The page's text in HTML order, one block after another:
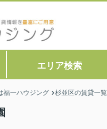
エリア検索
福一ハウジング 杉並区の賃貸一覧